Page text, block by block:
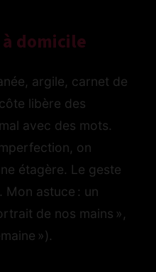
domicile
argile, carnet de
libère des
avec des mots.
on
étagère. Le geste
Mon astuce : un
de nos mains »,
»).